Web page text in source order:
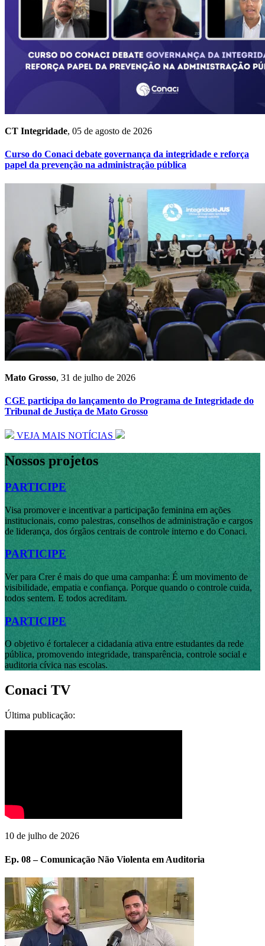
CT Integridade, 05 de agosto de 2026
Curso do Conaci debate governança da integridade e reforça
papel da prevenção na administração pública
Mato Grosso, 31 de julho de 2026
CGE participa do lançamento do Programa de Integridade do
Tribunal de Justiça de Mato Grosso
VEJA MAIS NOTÍCIAS
Nossos projetos
PARTICIPE
Visa promover e incentivar a participação feminina em ações
institucionais, como palestras, conselhos de administração e cargos
de liderança, dos órgãos centrais de controle interno e do Conaci.
PARTICIPE
Ver para Crer é mais do que uma campanha: É um movimento de
visibilidade, empatia e confiança. Porque quando o controle cuida,
todos sentem. E todos acreditam.
PARTICIPE
O objetivo é fortalecer a cidadania ativa entre estudantes da rede
pública, promovendo integridade, transparência, controle social e
auditoria cívica nas escolas.
Conaci TV
Última publicação:
10 de julho de 2026
Ep. 08 – Comunicação Não Violenta em Auditoria